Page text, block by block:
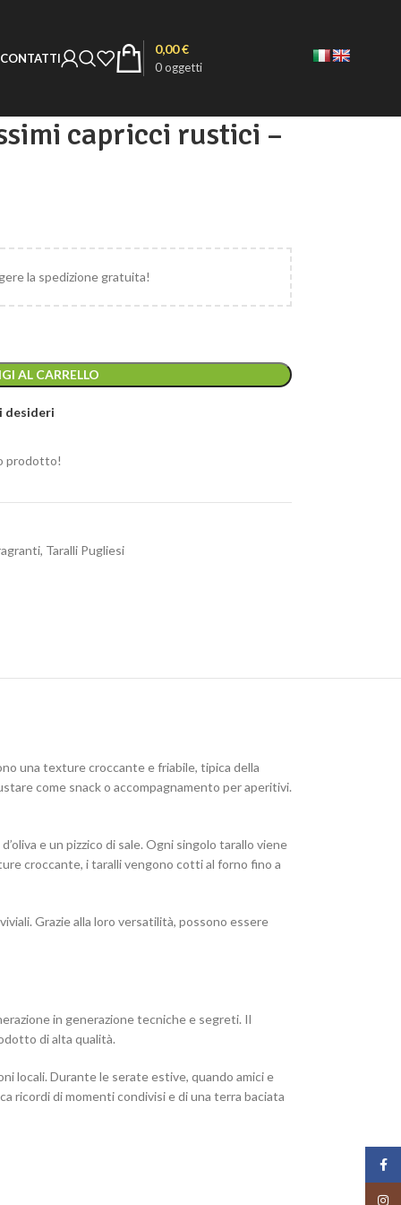
CONTATTI
0oggetti
0,00€
capricci rustici –
la spedizione gratuita!
AL CARRELLO
desideri
prodotto!
, Taralli Pugliesi
una texture croccante e friabile, tipica della
come snack o accompagnamento per aperitivi.
e un pizzico di sale. Ogni singolo tarallo viene
croccante, i taralli vengono cotti al forno fino a
Grazie alla loro versatilità, possono essere
in generazione tecniche e segreti. Il
di alta qualità.
locali. Durante le serate estive, quando amici e
ricordi di momenti condivisi e di una terra baciata